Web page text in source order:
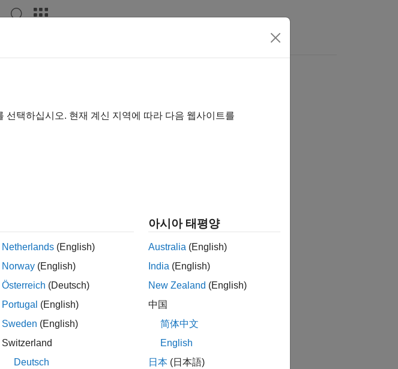
이 페이지가 얼마나 도움이 되었습니까?
택하십시오. 현재 계신 지역에 따라 다음 웹사이트를
Netherlands (English)
Norway (English)
Österreich (Deutsch)
Portugal (English)
Sweden (English)
Switzerland
Deutsch
아시아 태평양
Australia (English)
India (English)
New Zealand (English)
中国
简体中文
English
日本 (日本語)